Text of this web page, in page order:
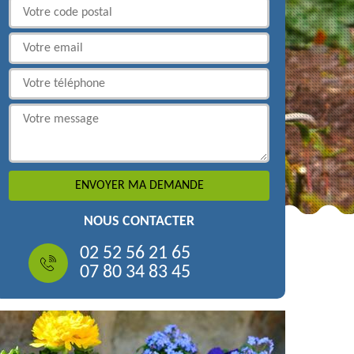
NOUS CONTACTER
02 52 56 21 65
07 80 34 83 45